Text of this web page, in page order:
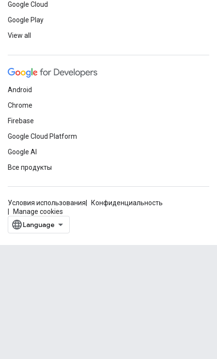
Google Cloud
Google Play
View all
Android
Chrome
Firebase
Google Cloud Platform
Google AI
Все продукты
Условия использования
Конфиденциальность
Manage cookies